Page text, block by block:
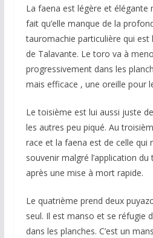
La faena est légère et élégante
fait qu’elle manque de la
tauromachie particulière qui est
de Talavante. Le toro va à
progressivement dans les
mais efficace , une oreille pour
Le toisième est lui aussi juste
les autres peu piqué. Au
race et la faena est de celle qui
souvenir malgré l’application
après une mise à mort rapide.
Le quatrième prend deux
seul. Il est manso et se réfugie
dans les planches. C’est un